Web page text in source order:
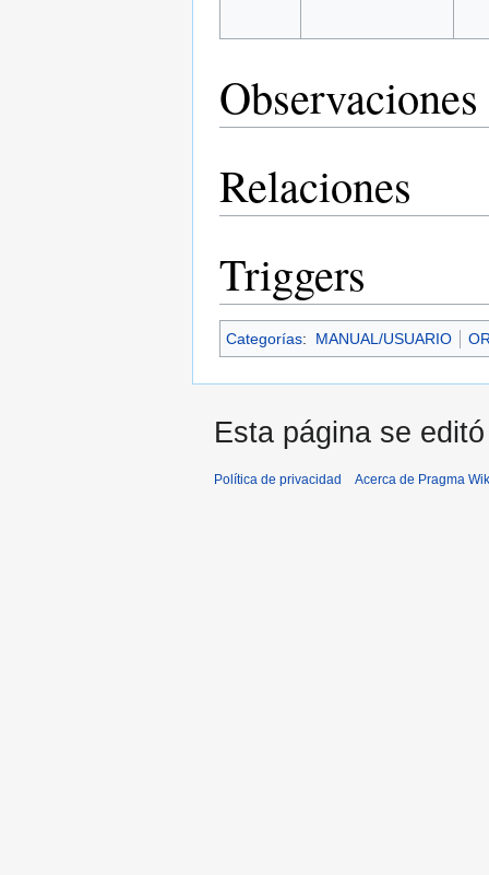
Relaciones
Triggers
Categorías: MANUAL/USUARIO
Esta página se
Política de privacidad Acerca de Pragma